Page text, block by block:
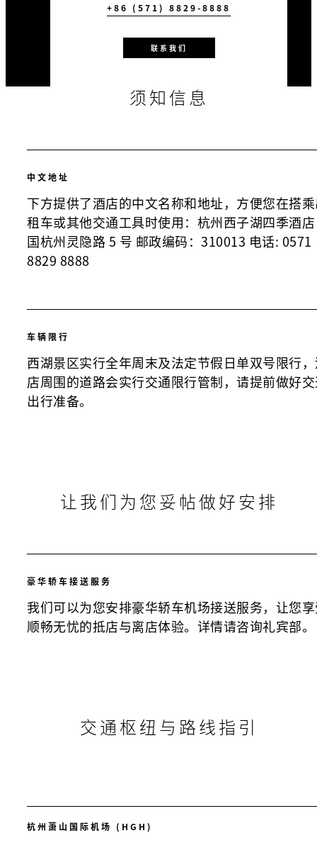
+86 (571) 8829-8888
联系我们
须知信息
中文地址
下方提供了酒店的中文名称和地址，方便您在搭
租车或其他交通工具时使用：杭州西子湖四季酒
国杭州灵隐路 5 号 邮政编码：310013 电话: 0571
8829 8888
车辆限行
西湖景区实行全年周末及法定节假日单双号限行
店周围的道路会实行交通限行管制，请提前做好
出行准备。
让我们为您妥帖做好安排
豪华轿车接送服务
我们可以为您安排豪华轿车机场接送服务，让您
顺畅无忧的抵店与离店体验。详情请咨询礼宾部。
交通枢纽与路线指引
杭州萧山国际机场 (HGH)